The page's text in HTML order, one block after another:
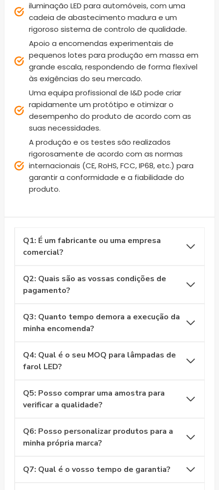
iluminação LED para automóveis, com uma
cadeia de abastecimento madura e um
rigoroso sistema de controlo de qualidade.
Apoio a encomendas experimentais de
pequenos lotes para produção em massa em
grande escala, respondendo de forma flexível
às exigências do seu mercado.
Uma equipa profissional de I&D pode criar
rapidamente um protótipo e otimizar o
desempenho do produto de acordo com as
suas necessidades.
A produção e os testes são realizados
rigorosamente de acordo com as normas
internacionais (CE, RoHS, FCC, IP68, etc.) para
garantir a conformidade e a fiabilidade do
produto.
Q1: É um fabricante ou uma empresa
comercial?
Q2: Quais são as vossas condições de
pagamento?
Q3: Quanto tempo demora a execução da
minha encomenda?
Q4: Qual é o seu MOQ para lâmpadas de
farol LED?
Q5: Posso comprar uma amostra para
verificar a qualidade?
Q6: Posso personalizar produtos para a
minha própria marca?
Q7: Qual é o vosso tempo de garantia?